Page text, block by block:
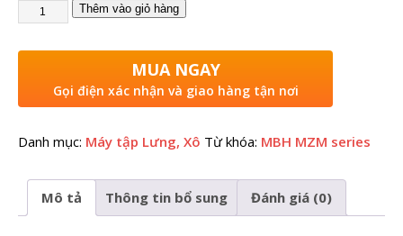
Thêm vào giỏ hàng
MUA NGAY
Gọi điện xác nhận và giao hàng tận nơi
Danh mục: Máy tập Lưng, Xô Từ khóa: MBH MZM series
Mô tả Thông tin bổ sung Đánh giá (0)